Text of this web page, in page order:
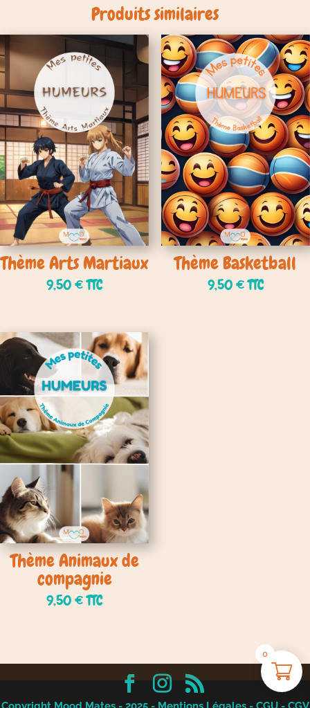
Produits similaires
Thème Arts Martiaux
9,50€TTC
Thème Basketball
9,50€TTC
Thème Animaux de
compagnie
9,50€TTC
0